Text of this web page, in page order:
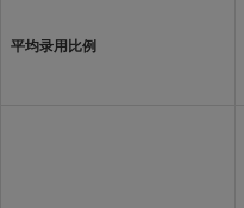
平均录用比例